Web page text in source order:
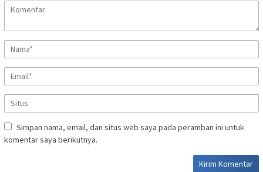
Simpan nama, email, dan situs web saya pada peramban ini untuk
komentar saya berikutnya.